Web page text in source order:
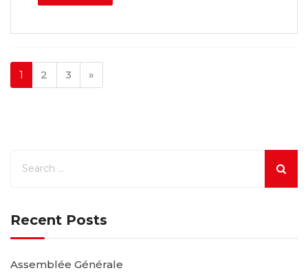
1 2 3 »
Recent Posts
Assemblée Générale